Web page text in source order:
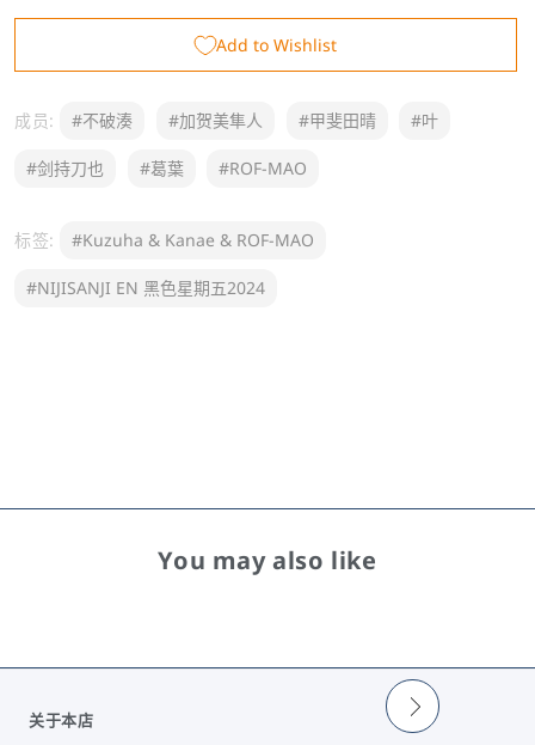
T
的
数
T
的
数
Add to Wishlist
成员: #不破湊 #加贺美隼人 #甲斐田晴 #叶
#剑持刀也 #葛葉 #ROF-MAO
标签: #Kuzuha & Kanae & ROF-MAO
#NIJISANJI EN 黑色星期五2024
You may also like
关于本店